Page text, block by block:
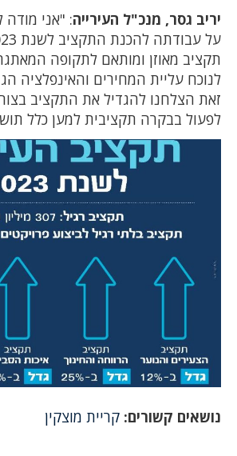
יריב גסר, מנכ"ל העירייה: "אני מודה
תקציב מאוזן ומותאם לתקופה
לנוכח עליית המחירים והאינפלציה
זאת הצלחנו להגדיל את התקציב
לפעול בבקרה תקציבית למען כלל
נושאים קשורים: קריית מוצקין